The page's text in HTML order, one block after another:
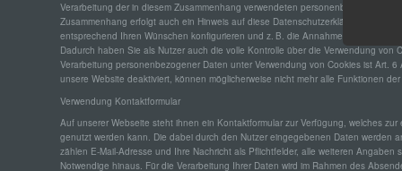
Verarbeitung der in diesem Zusammenhang verwendeten personenbezogenen
Zusammenhang erfolgt auch ein Hinweis auf diese Datenschutzerklärung. Sie
entsprechend Ihren Wünschen konfigurieren und z. B. die Annahme von Third-
Dadurch haben Sie als Nutzer auch die volle Kontrolle über die Verwendung von
Verarbeitung personenbezogener Daten unter Verwendung von Cookies ist Art.
unsere Website deaktiviert, können möglicherweise nicht mehr alle Funktionen
Verwendung Kontaktformular
Auf unserer Webseite steht ihnen ein Kontaktformular zur Verfügung, welches
genutzt werden kann. Die dabei durch den Nutzer eingegebenen Daten werden
zählen E-Mail-Adresse und Ihre Nachricht als Pflichtfelder, alle weiteren Angaben
Notwendige hinaus. Für die Verarbeitung Ihrer Daten wird im Rahmen des